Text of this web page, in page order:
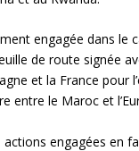
engagée dans le
de route signée
et la France pour
entre le Maroc et
engagées en